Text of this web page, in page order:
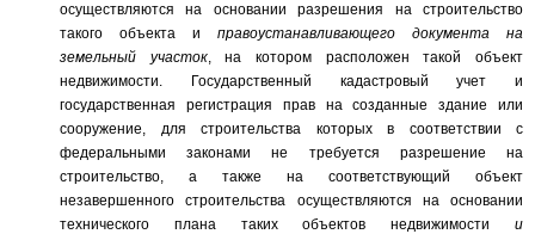
осуществляются на основании разрешения на строительство
такого объекта и правоустанавливающего документа на
земельный участок, на котором расположен такой объект
недвижимости. Государственный кадастровый учет и
государственная регистрация прав на созданные здание или
сооружение, для строительства которых в соответствии с
федеральнымизаконами не требуется разрешение на
строительство, а также на соответствующий объект
незавершенного строительства осуществляются на основании
технического плана таких объектов недвижимости и